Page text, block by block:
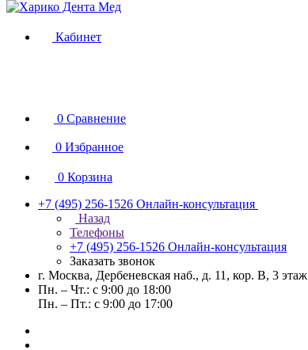
Кабинет
0 Сравнение
0 Избранное
0 Корзина
+7 (495) 256-1526 Онлайн-консультация
Назад
Телефоны
+7 (495) 256-1526 Онлайн-консультация
Заказать звонок
г. Москва, Дербеневская наб., д. 11, кор. В, 3 этаж
Пн. – Чт.: с 9:00 до 18:00
Пн. – Пт.: с 9:00 до 17:00